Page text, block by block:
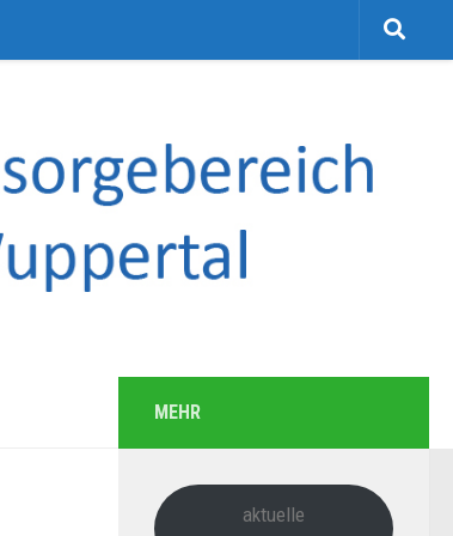
MEHR
aktuelle